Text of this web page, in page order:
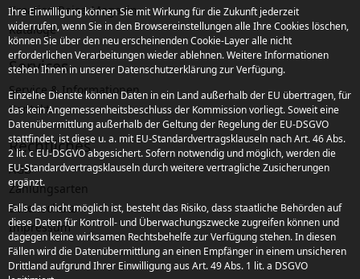
Kroatien Reise-Magazin
Kataloge
Services
Service & Informationen
Kontakt
Rechtliches
AGB
Zahlungsarten
Datenschutz
Impressum
Ihre Einwilligung können Sie mit Wirkung für die Zukunft jederzeit
widerrufen, wenn Sie in den Browsereinstellungen alle Ihre Cookies löschen,
können Sie über den neu erscheinenden Cookie-Layer alle nicht
erforderlichen Verarbeitungen wieder ablehnen. Weitere Informationen
stehen Ihnen in unserer Datenschutzerklärung zur Verfügung.
Einzelne Dienste können Daten in ein Land außerhalb der EU übertragen, für
das kein Angemessenheitsbeschluss der Kommission vorliegt. Soweit eine
Datenübermittlung außerhalb der Geltung der Regelung der EU-DSGVO
stattfindet, ist diese u. a. mit EU-Standardvertragsklauseln nach Art. 46 Abs.
2 lit. c EU-DSGVO abgesichert. Sofern notwendig und möglich, werden die
EU-Standardvertragsklauseln durch weitere vertragliche Zusicherungen
ergänzt.
Falls das nicht möglich ist, besteht das Risiko, dass staatliche Behörden auf
diese Daten für Kontroll- und Überwachungszwecke zugreifen können und
dagegen keine wirksamen Rechtsbehelfe zur Verfügung stehen. In diesen
Fällen wird die Datenübermittlung an einen Empfänger in einem unsicheren
Drittland aufgrund Ihrer Einwilligung aus Art. 49 Abs. 1 lit. a DSGVO